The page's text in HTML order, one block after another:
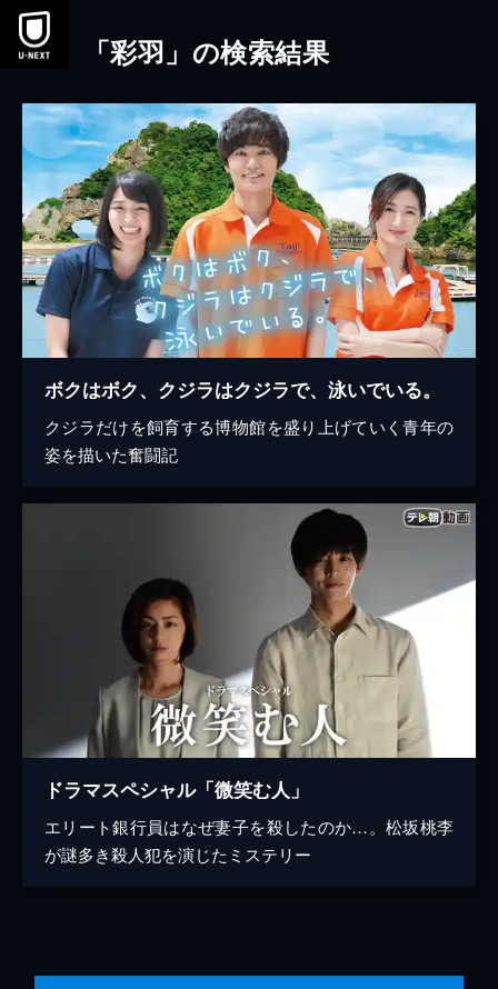
本文へスキップ
「彩羽」の検索結果
ボクはボク、クジラはクジラで、泳いでいる。
クジラだけを飼育する博物館を盛り上げていく青年の
姿を描いた奮闘記
ドラマスペシャル「微笑む人」
エリート銀行員はなぜ妻子を殺したのか…。松坂桃李
が謎多き殺人犯を演じたミステリー